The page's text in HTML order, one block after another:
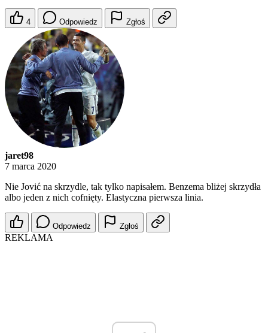
4 Odpowiedz Zgłoś
jaret98
7 marca 2020
Nie Jović na skrzydle, tak tylko napisałem. Benzema bliżej skrzydła
albo jeden z nich cofnięty. Elastyczna pierwsza linia.
Odpowiedz Zgłoś
REKLAMA